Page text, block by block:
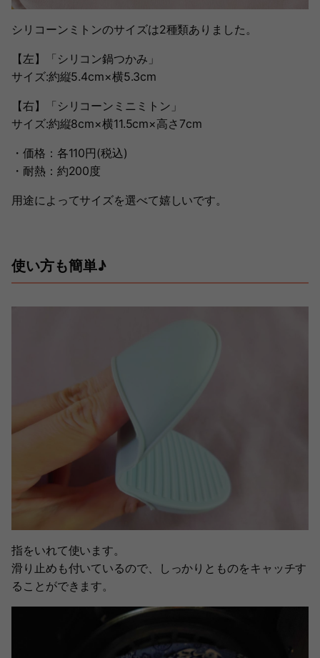
シリコーンミトンのサイズは2種類ありました。
【左】「シリコン鍋つかみ」
サイズ:約縦5.4cm×横5.3cm
【右】「シリコーンミニミトン」
サイズ:約縦8cm×横11.5cm×高さ7cm
・価格：各110円(税込)
・耐熱：約200度
用途によってサイズを選べて嬉しいです。
使い方も簡単♪
指をいれて使います。
滑り止めも付いているので、しっかりとものをキャッチす
ることができます。